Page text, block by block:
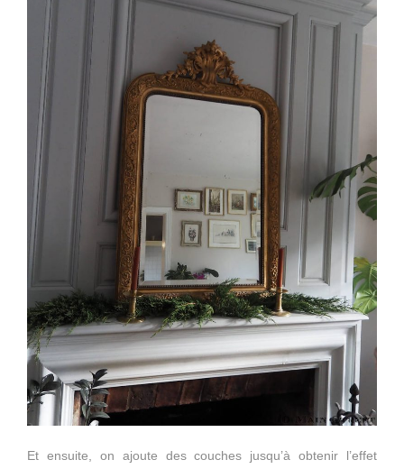
Et ensuite, on ajoute des couches jusqu’à obtenir l’effet